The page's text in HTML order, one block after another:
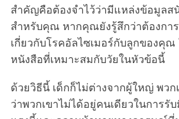
สำคัญคือต้องจำไว้ว่ามีแหล่งข้อมูลส
สำหรับคุณ หากคุณยังรู้สึกว่าต้องกา
เกี่ยวกับโรคอัลไซเมอร์กับลูกของคุณ
หนังสือที่เหมาะสมกับวัยในหัวข้อนี้
ด้วยวิธีนี้ เด็กก็ไม่ต่างจากผู้ใหญ่ พวก
ว่าพวกเขาไม่ได้อยู่คนเดียวในการรั